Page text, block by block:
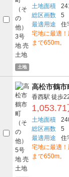
土地
土地面積
総区画数
5
最適用途
住
宅地に最適
まで650m。
高松市鶴
香西駅 徒歩
1,053.71
土地面積
総区画数
5
最適用途
住
宅地に最適
まで650m。